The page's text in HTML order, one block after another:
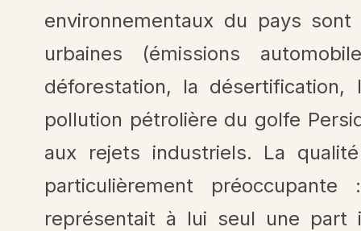
environnementaux du pays
urbaines (émissions
déforestation, la
pollution pétrolière du golfe
aux rejets industriels. La
particulièrement
représentait à lui seul une part